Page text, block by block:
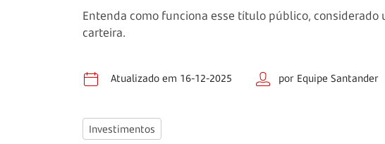
Entenda como funciona esse título público,
carteira.
Atualizado em 16-12-2025 por Equipe Santander
Investimentos